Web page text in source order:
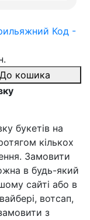
Код -
До кошика
букетів на
кількох
Замовити
в будь-який
сайті або в
вотсап,
з